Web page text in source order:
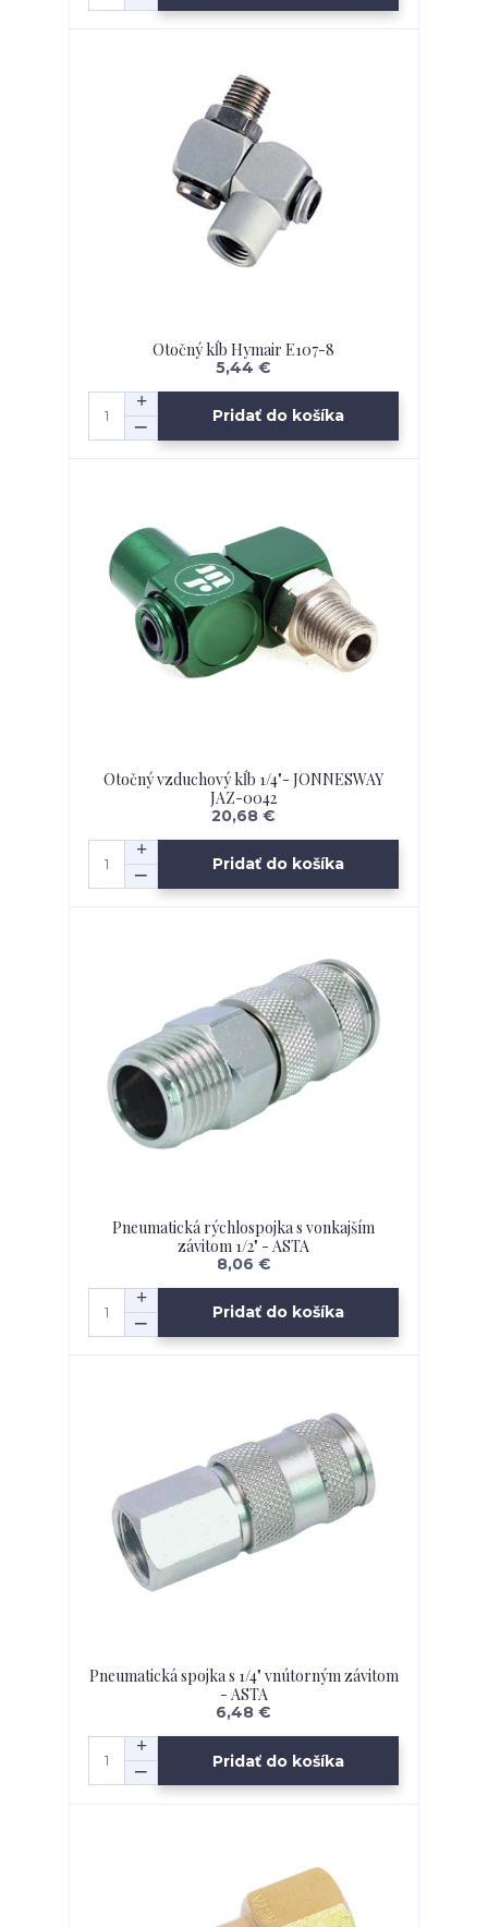
Otočný kĺb Hymair E107-8
5,44 €
Pridať do košíka
Otočný vzduchový kĺb 1/4"- JONNESWAY
JAZ-0042
20,68 €
Pridať do košíka
Pneumatická rýchlospojka s vonkajším
závitom 1/2" - ASTA
8,06 €
Pridať do košíka
Pneumatická spojka s 1/4" vnútorným závitom
- ASTA
6,48 €
Pridať do košíka